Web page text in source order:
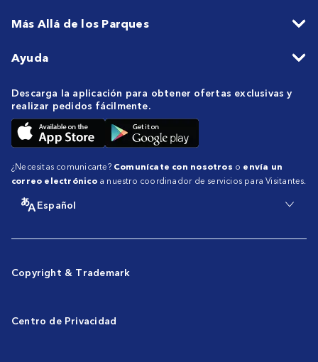
Más Allá de los Parques
Ayuda
Descarga la aplicación para obtener ofertas exclusivas y
realizar pedidos fácilmente.
¿Necesitas comunicarte? Comunícate con nosotros o envía un
correo electrónicoa nuestro coordinador de servicios para Visitantes.
Español
Copyright & Trademark
Centro de Privacidad